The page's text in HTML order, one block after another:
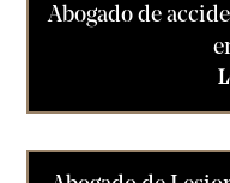
Abogado de